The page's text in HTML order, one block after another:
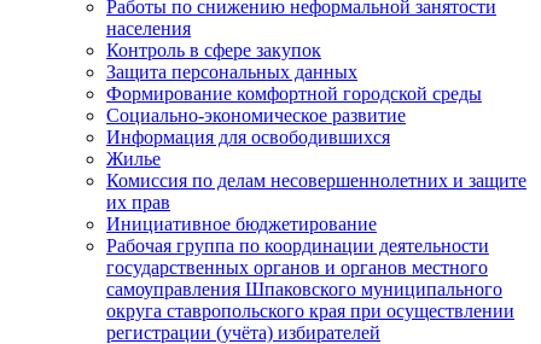
Работы по снижению неформальной занятости
населения
Контроль в сфере закупок
Защита персональных данных
Формирование комфортной городской среды
Социально-экономическое развитие
Информация для освободившихся
Жилье
Комиссия по делам несовершеннолетних и защите
их прав
Инициативное бюджетирование
Рабочая группа по координации деятельности
государственных органов и органов местного
самоуправления Шпаковского муниципального
округа ставропольского края при осуществлении
регистрации (учёта) избирателей